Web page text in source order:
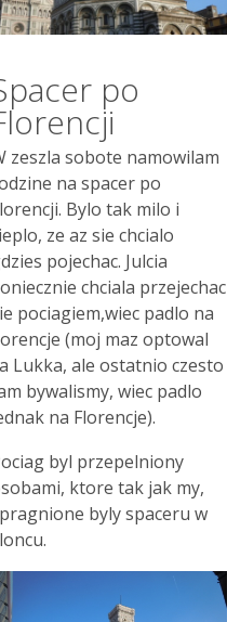
po
zeszla sobote namowilam
na spacer po
Bylo tak milo i
ze az sie chcialo
pojechac. Julcia
chciala przejechac
pociagiem,wiec padlo na
(moj maz optowal
Lukka, ale ostatnio czesto
bywalismy, wiec padlo
na Florencje).
byl przepelniony
ktore tak jak my,
byly spaceru w